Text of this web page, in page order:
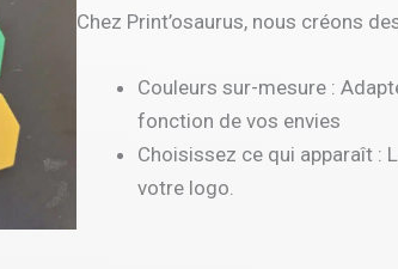
Chez Print’osaurus, nous créons
Couleurs sur-mesure :
fonction de vos envies
Choisissez ce qui apparaît :
votre logo.